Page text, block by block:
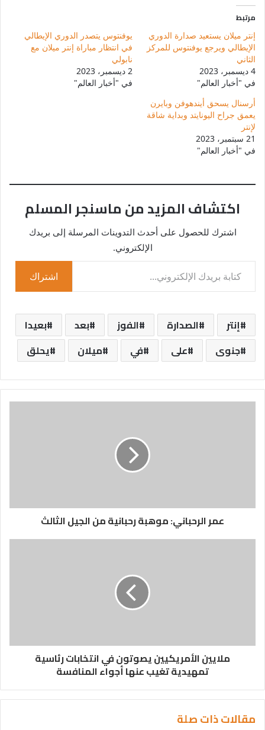
مرتبط
إنتر ميلان يستعيد صدارة الدوري
الإيطالي ويرجع يوفنتوس للمركز
الثاني
4 ديسمبر، 2023
في "أخبار العالم"
يوفنتوس يتصدر الدوري الإيطالي
في انتظار مباراة إنتر ميلان مع
نابولي
2 ديسمبر، 2023
في "أخبار العالم"
أرسنال يسحق أيندهوفن وبايرن
يعمق جراح اليونايتد وبداية شاقة
لإنتر
21 سبتمبر، 2023
في "أخبار العالم"
اكتشاف المزيد من ماسنجر المسلم
اشترك للحصول على أحدث التدوينات المرسلة إلى بريدك
الإلكتروني.
كتابة بريدك الإلكتروني...
اشتراك
إنتر الصدارة الفوز بعد
بعيدا
جنوى
على في ميلان يحلق
عمر الرحباني: موهبة رحبانية من الجيل الثالث
ملايين الأمريكيين يصوتون في انتخابات رئاسية
تمهيدية تغيب عنها أجواء المنافسة
مقالات ذات صلة